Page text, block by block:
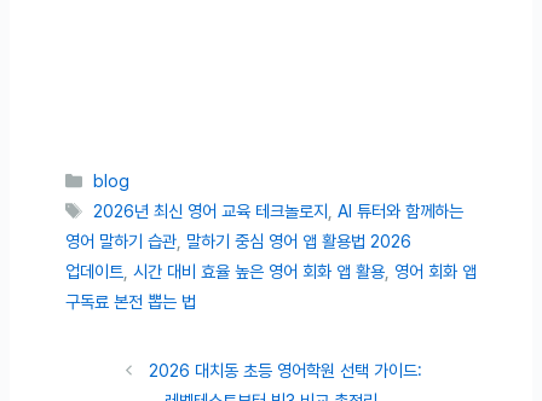
카테고리
blog
태그
2026년 최신 영어 교육 테크놀로지 ,AI 튜터와 함께하는
영어 말하기 습관 말하기 중심 영어 앱 활용법 2026
업데이트 시간 대비 효율 높은 영어 회화 앱 활용 영어 회화 앱
구독료 본전 뽑는 법
2026 대치동 초등 영어학원 선택 가이드: